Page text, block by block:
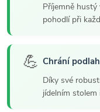
Příjemně
pohodlí při
💪 Chrání
Díky své
jídelním